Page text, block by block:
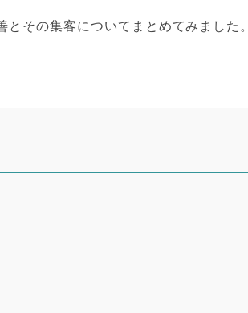
その集客についてまとめてみました。